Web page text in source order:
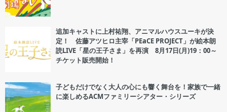
追加キャストに上村祐翔、アニマルハウスユーキが決
定！ 佐藤アツヒロ主宰「PEaCE PROJECT」が絵本朗
読LIVE「星の王子さま」を再演 8月17日(月)19：00～
チケット販売開始！
子どもだけでなく大人の心にも響く舞台を！家族で一緒
に楽しめるACMファミリーシアター・シリーズ